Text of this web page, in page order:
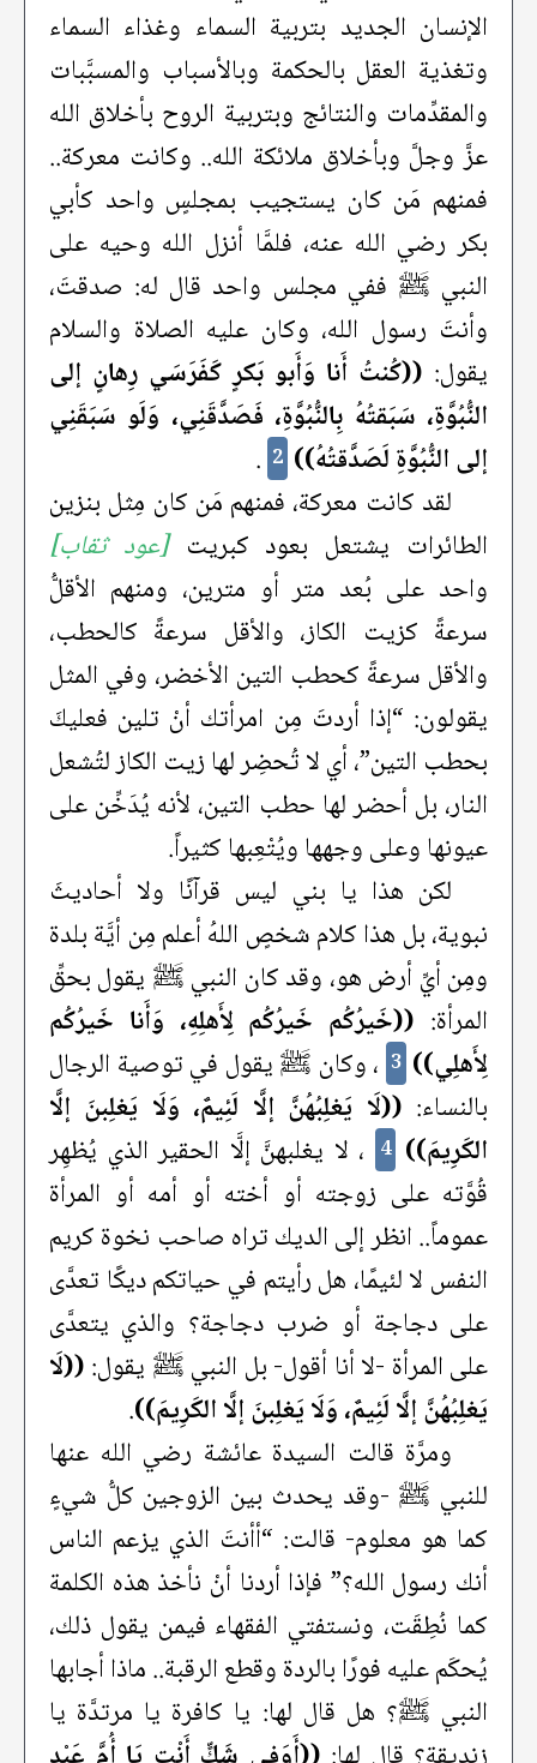
الإنسان الجديد بتربية السماء وغذاء السماء
وتغذية العقل بالحكمة وبالأسباب والمسبَّبات
والمقدِّمات والنتائج وبتربية الروح بأخلاق الله
عزَّ وجلَّ وبأخلاق ملائكة الله.. وكانت معركة..
فمنهم مَن كان يستجيب بمجلسٍ واحد كأبي
بكر رضي الله عنه، فلمَّا أنزل الله وحيه على
النبي ﷺ ففي مجلس واحد قال له: صدقتَ،
وأنتَ رسول الله، وكان عليه الصلاة والسلام
يقول: ((كُنتُ أَنا وَأَبو بَكرٍ كَفَرَسَي رِهانٍ إلى
النُّبُوَّةِ، سَبَقتُهُ بِالنُّبُوَّةِ، فَصَدَّقَنِي، وَلَو سَبَقَنِي
إلى النُّبُوَّةِ لَصَدَّقتُهُ)) 2
.
لقد كانت معركة، فمنهم مَن كان مِثل بنزين
الطائرات يشتعل بعود كبريت[عود ثقاب]
واحد على بُعد متر أو مترين، ومنهم الأقلُّ
سرعةً كزيت الكاز، والأقل سرعةً كالحطب،
والأقل سرعةً كحطب التين الأخضر، وفي المثل
يقولون: “إذا أردتَ مِن امرأتك أنْ تلين فعليكَ
بحطب التين”، أي لا تُحضِر لها زيت الكاز لتُشعل
النار، بل أحضر لها حطب التين، لأنه يُدَخِّن على
عيونها وعلى وجهها ويُتْعِبها كثيراً.
لكن هذا يا بني ليس قرآنًا ولا أحاديثَ
نبوية، بل هذا كلام شخصٍ اللهُ أعلم مِن أيَّة بلدة
ومِن أيِّ أرض هو، وقد كان النبي ﷺ يقول بحقِّ
المرأة: ((خَيرُكُم خَيرُكُم لِأَهلِهِ، وَأَنا خَيرُكُم
لِأَهلِي)) 3 ، وكان ﷺ يقول في توصية الرجال
بالنساء: ((لَا يَغلِبُهُنَّ إلَّا لَئِيمٌ، وَلَا يَغلِبنَ إلَّا
الكَرِيمَ)) 4 ، لا يغلبهنَّ إلَّا الحقير الذي يُظهِر
قُوَّته على زوجته أو أخته أو أمه أو المرأة
عموماً.. انظر إلى الديك تراه صاحب نخوة كريم
النفس لا لئيمًا، هل رأيتم في حياتكم ديكًا تعدَّى
على دجاجة أو ضرب دجاجة؟ والذي يتعدَّى
على المرأة -لا أنا أقول- بل النبي ﷺ يقول:((لَا
يَغلِبُهُنَّ إلَّا لَئِيمٌ، وَلَا يَغلِبنَ إلَّا الكَرِيمَ)).
ومرَّة قالت السيدة عائشة رضي الله عنها
للنبي ﷺ -وقد يحدث بين الزوجين كلُّ شيءٍ
كما هو معلوم- قالت: “أأنتَ الذي يزعم الناس
أنك رسول الله؟” فإذا أردنا أنْ نأخذ هذه الكلمة
كما نُطِقَت، ونستفتي الفقهاء فيمن يقول ذلك،
يُحكَم عليه فورًا بالردة وقطع الرقبة.. ماذا أجابها
النبي ﷺ؟ هل قال لها: يا كافرة يا مرتدَّة يا